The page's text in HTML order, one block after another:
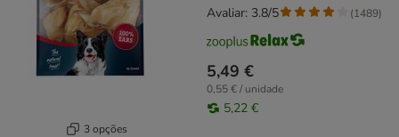
3 opções
5,49 €
0,55 € / unidade
5,22 €
Avaliar: 3.8/5 (1489)